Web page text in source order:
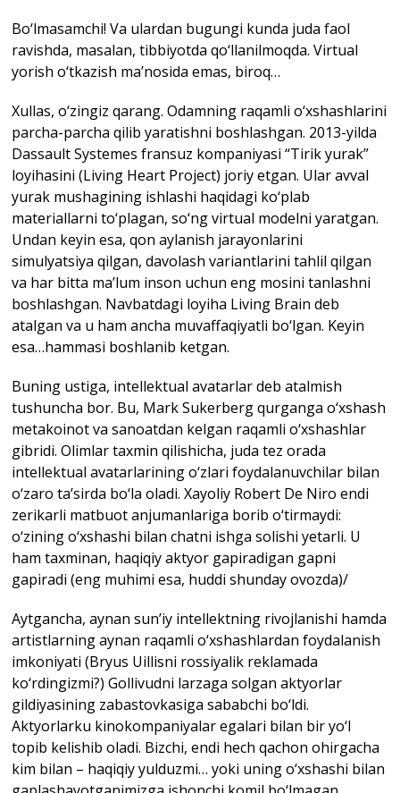
Bo‘lmasamchi! Va ulardan bugungi kunda juda faol
ravishda, masalan, tibbiyotda qo‘llanilmoqda. Virtual
yorish o‘tkazish ma’nosida emas, biroq…
Xullas, o‘zingiz qarang. Odamning raqamli o‘xshashlarini
parcha-parcha qilib yaratishni boshlashgan. 2013-yilda
Dassault Systemes fransuz kompaniyasi “Tirik yurak”
loyihasini (Living Heart Project) joriy etgan. Ular avval
yurak mushagining ishlashi haqidagi ko‘plab
materiallarni to‘plagan, so‘ng virtual modelni yaratgan.
Undan keyin esa, qon aylanish jarayonlarini
simulyatsiya qilgan, davolash variantlarini tahlil qilgan
va har bitta ma’lum inson uchun eng mosini tanlashni
boshlashgan. Navbatdagi loyiha Living Brain deb
atalgan va u ham ancha muvaffaqiyatli bo‘lgan. Keyin
esa…hammasi boshlanib ketgan.
Buning ustiga, intellektual avatarlar deb atalmish
tushuncha bor. Bu, Mark Sukerberg qurganga o‘xshash
metakoinot va sanoatdan kelgan raqamli o‘xshashlar
gibridi. Olimlar taxmin qilishicha, juda tez orada
intellektual avatarlarining o‘zlari foydalanuvchilar bilan
o‘zaro ta’sirda bo‘la oladi. Xayoliy Robert De Niro endi
zerikarli matbuot anjumanlariga borib o‘tirmaydi:
o‘zining o‘xshashi bilan chatni ishga solishi yetarli. U
ham taxminan, haqiqiy aktyor gapiradigan gapni
gapiradi (eng muhimi esa, huddi shunday ovozda)/
Aytgancha, aynan sun’iy intellektning rivojlanishi hamda
artistlarning aynan raqamli o‘xshashlardan foydalanish
imkoniyati (Bryus Uillisni rossiyalik reklamada
ko‘rdingizmi?) Gollivudni larzaga solgan aktyorlar
gildiyasining zabastovkasiga sababchi bo‘ldi.
Aktyorlarku kinokompaniyalar egalari bilan bir yo‘l
topib kelishib oladi. Bizchi, endi hech qachon ohirgacha
kim bilan – haqiqiy yulduzmi… yoki uning o‘xshashi bilan